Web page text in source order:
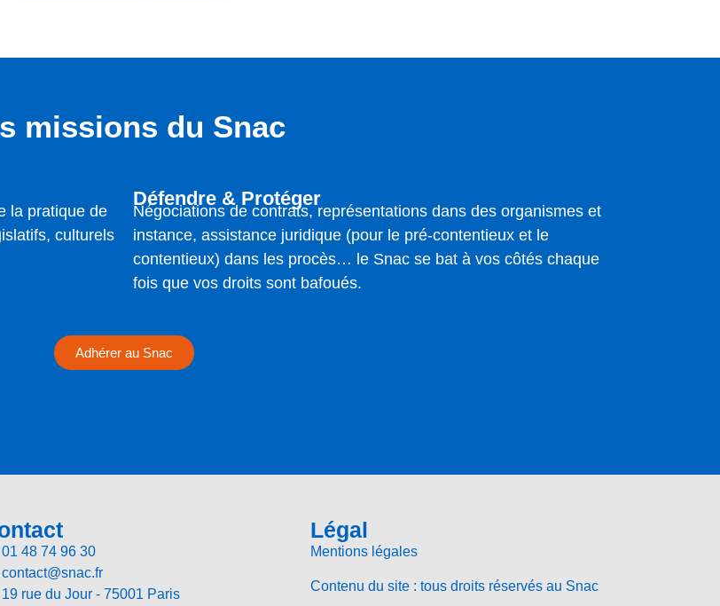
missions du Snac
la pratique de
culturels
Défendre & Protéger
Négociations de contrats, représentations dans des organismes et
instance, assistance juridique (pour le pré-contentieux et le
contentieux) dans les procès… le Snac se bat à vos côtés chaque
fois que vos droits sont bafoués.
Adhérer au Snac
01 48 74 96 30
contact@snac.fr
19 rue du Jour - 75001 Paris
Légal
Mentions légales
Contenu du site : tous droits réservés au Snac